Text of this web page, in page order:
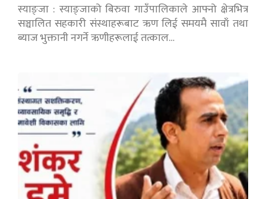
स्याङ्जा : स्याङ्जाको बिरुवा गाउँपालिकाले आफ्नो क्षेत्रभित्र
सञ्चालित सहकारी संस्थाहरूबाट ऋण लिई समयमै सावाँ तथा
ब्याज भुक्तानी नगर्ने ऋणीहरूलाई तत्काल…